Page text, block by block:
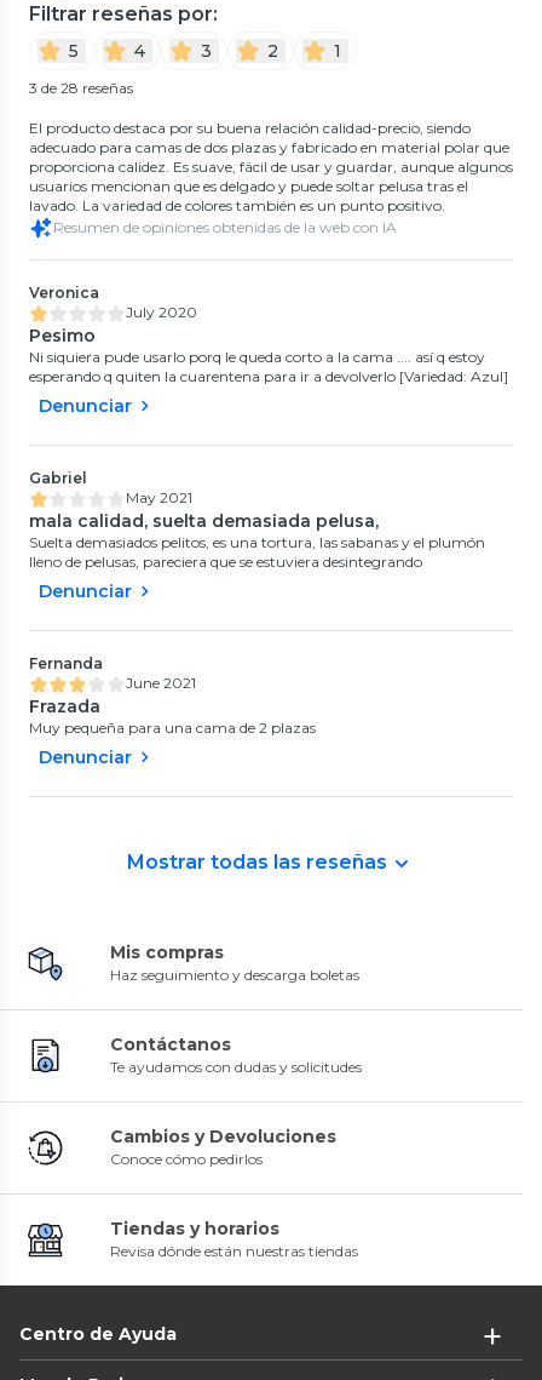
Filtrar reseñas por:
5 4 3 2 1
3 de 28 reseñas
El producto destaca por su buena relación calidad-precio, siendo
adecuado para camas de dos plazas y fabricado en material polar que
proporciona calidez. Es suave, fácil de usar y guardar, aunque algunos
usuarios mencionan que es delgado y puede soltar pelusa tras el
lavado. La variedad de colores también es un punto positivo.
Resumen de opiniones obtenidas de la web con IA
Veronica
July 2020
Pesimo
Ni siquiera pude usarlo porq le queda corto a la cama .... así q estoy
esperando q quiten la cuarentena para ir a devolverlo [Variedad: Azul]
Denunciar
Gabriel
May 2021
mala calidad, suelta demasiada pelusa,
Suelta demasiados pelitos, es una tortura, las sabanas y el plumón
lleno de pelusas, pareciera que se estuviera desintegrando
Denunciar
Fernanda
June 2021
Frazada
Muy pequeña para una cama de 2 plazas
Denunciar
Mostrar todas las reseñas
Mis compras
Haz seguimiento y descarga boletas
Contáctanos
Te ayudamos con dudas y solicitudes
Cambios y Devoluciones
Conoce cómo pedirlos
Tiendas y horarios
Revisa dónde están nuestras tiendas
Centro de Ayuda